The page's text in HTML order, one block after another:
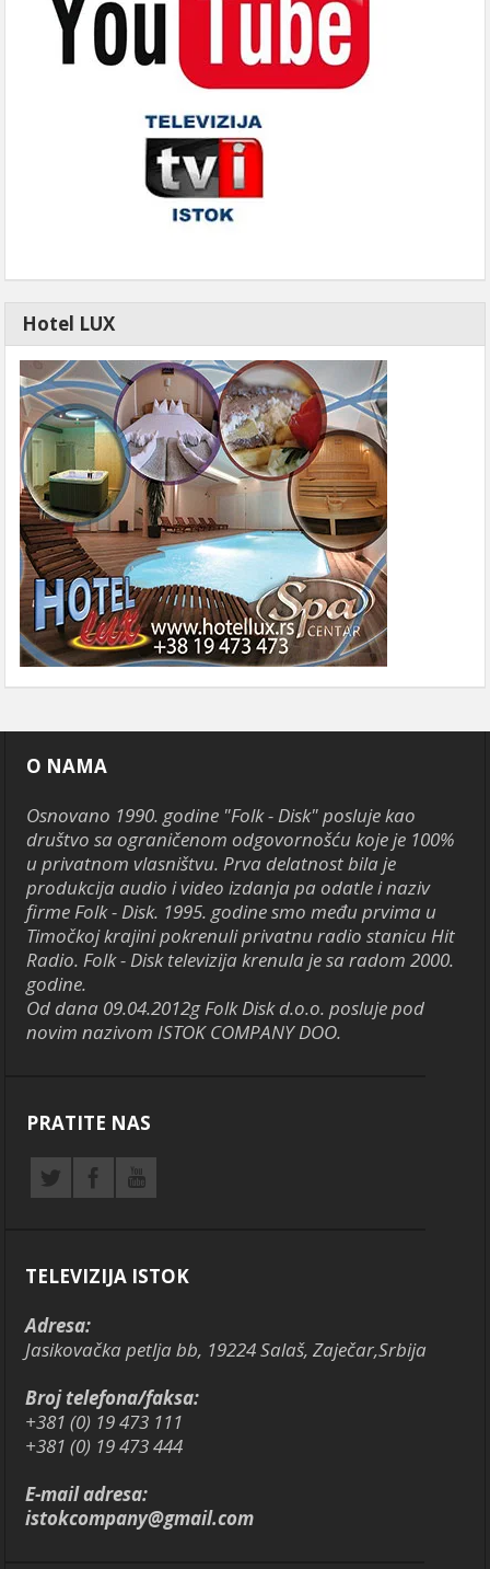
Hotel LUX
O NAMA
Osnovano 1990. godine "Folk - Disk" posluje kao
društvo sa ograničenom odgovornošću koje je 100%
u privatnom vlasništvu. Prva delatnost bila je
produkcija audio i video izdanja pa odatle i naziv
firme Folk - Disk. 1995. godine smo među prvima u
Timočkoj krajini pokrenuli privatnu radio stanicu Hit
Radio. Folk - Disk televizija krenula je sa radom 2000.
godine.
Od dana 09.04.2012g Folk Disk d.o.o. posluje pod
novim nazivom ISTOK COMPANY DOO.
PRATITE NAS
TELEVIZIJA ISTOK
Adresa:
Jasikovačka petlja bb, 19224 Salaš, Zaječar,Srbija
Broj telefona/faksa:
+381 (0) 19 473 111
+381 (0) 19 473 444
E-mail adresa:
istokcompany@gmail.com